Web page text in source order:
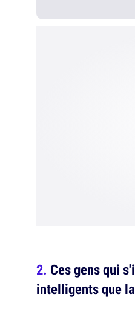
Ces gens qui
intelligents que